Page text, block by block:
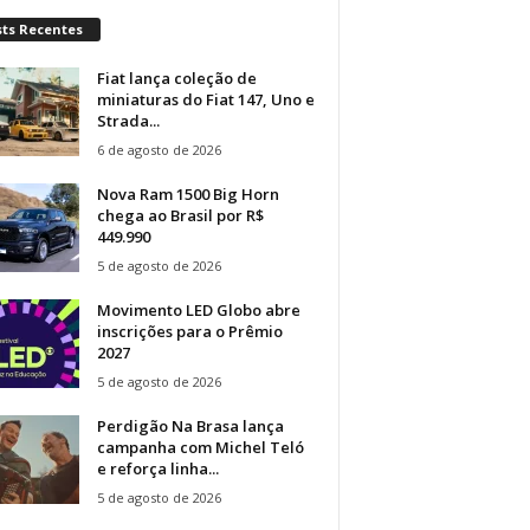
Recentes
Fiat lança coleção de
miniaturas do Fiat 147, Uno e
Strada...
6 de agosto de 2026
Nova Ram 1500 Big Horn
chega ao Brasil por R$
449.990
5 de agosto de 2026
Movimento LED Globo abre
inscrições para o Prêmio
2027
5 de agosto de 2026
Perdigão Na Brasa lança
campanha com Michel Teló
e reforça linha...
5 de agosto de 2026